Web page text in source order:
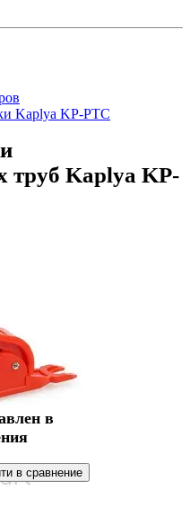
Kaplya KP-PTC
труб Kaplya KP-
в
в сравнение